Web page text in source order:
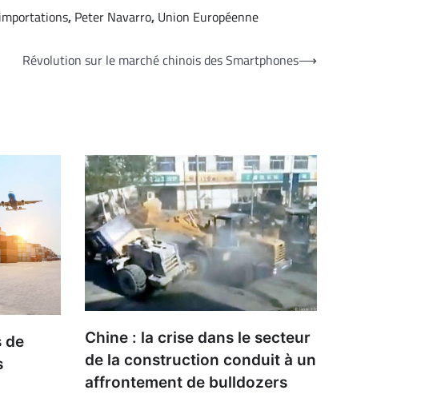
importations, Peter Navarro, Union Européenne
Révolution sur le marché chinois des Smartphones⟶
de
Chine : la crise dans le secteur
de la construction conduit à un
affrontement de bulldozers